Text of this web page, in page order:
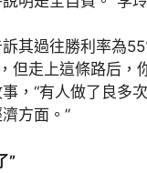
其過往勝利率為
但走上這條路后，
，“有人做了良多
方面。”
”